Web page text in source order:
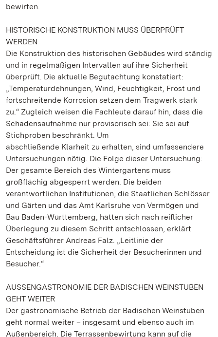
bewirten.
HISTORISCHE KONSTRUKTION MUSS ÜBERPRÜFT
WERDEN
Die Konstruktion des historischen Gebäudes wird ständig
und in regelmäßigen Intervallen auf ihre Sicherheit
überprüft. Die aktuelle Begutachtung konstatiert:
„Temperaturdehnungen, Wind, Feuchtigkeit, Frost und
fortschreitende Korrosion setzen dem Tragwerk stark
zu.“ Zugleich weisen die Fachleute darauf hin, dass die
Schadensaufnahme nur provisorisch sei: Sie sei auf
Stichproben beschränkt. Um
abschließende Klarheit zu erhalten, sind umfassendere
Untersuchungen nötig. Die Folge dieser Untersuchung:
Der gesamte Bereich des Wintergartens muss
großflächig abgesperrt werden. Die beiden
verantwortlichen Institutionen, die Staatlichen Schlösser
und Gärten und das Amt Karlsruhe von Vermögen und
Bau Baden-Württemberg, hätten sich nach reiflicher
Überlegung zu diesem Schritt entschlossen, erklärt
Geschäftsführer Andreas Falz. „Leitlinie der
Entscheidung ist die Sicherheit der Besucherinnen und
Besucher.“
AUSSENGASTRONOMIE DER BADISCHEN WEINSTUBEN
GEHT WEITER
Der gastronomische Betrieb der Badischen Weinstuben
geht normal weiter – insgesamt und ebenso auch im
Außenbereich. Die Terrassenbewirtung kann auf die